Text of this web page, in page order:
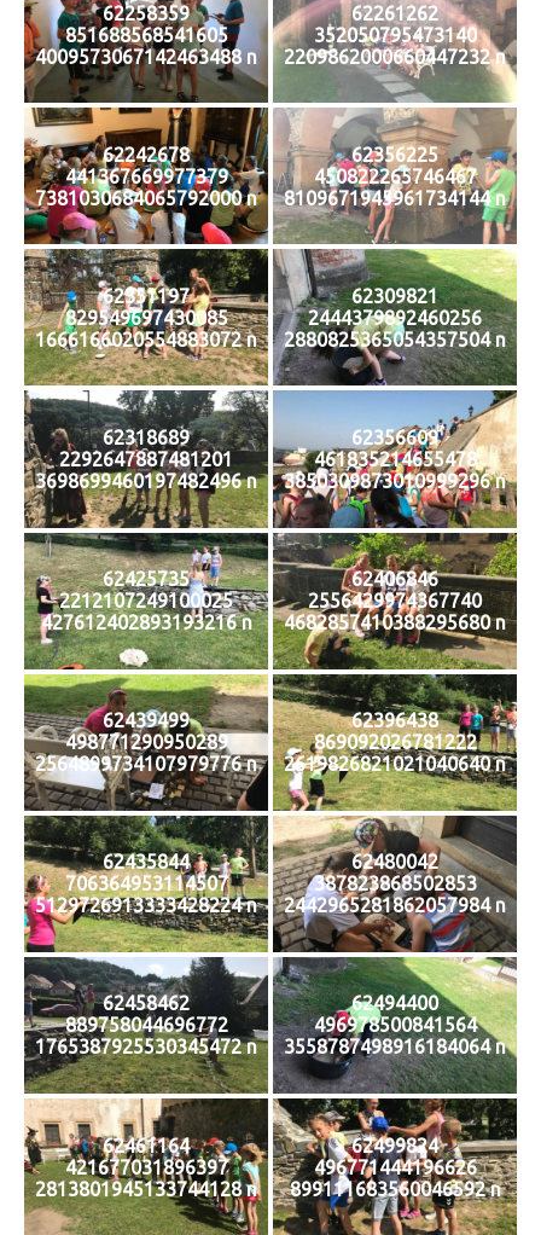
62258359
851688568541605
4009573067142463488 n
62261262
352050795473140
2209862000660447232 n
62242678
441367669977379
7381030684065792000 n
62356225
450822265746467
8109671945961734144 n
62351197
829549697430085
1666166020554883072 n
62309821
2444379892460256
2880825365054357504 n
62318689
2292647887481201
3698699460197482496 n
62356609
461835214655478
3850309873010999296 n
62425735
2212107249100025
427612402893193216 n
62406846
2556429974367740
4682857410388295680 n
62439499
498771290950289
2564899734107979776 n
62396438
869092026781222
2619826821021040640 n
62435844
706364953114507
5129726913333428224 n
62480042
387823868502853
2442965281862057984 n
62458462
889758044696772
1765387925530345472 n
62494400
496978500841564
3558787498916184064 n
62461164
421677031896397
2813801945133744128 n
62499824
496771444196626
899111683560046592 n